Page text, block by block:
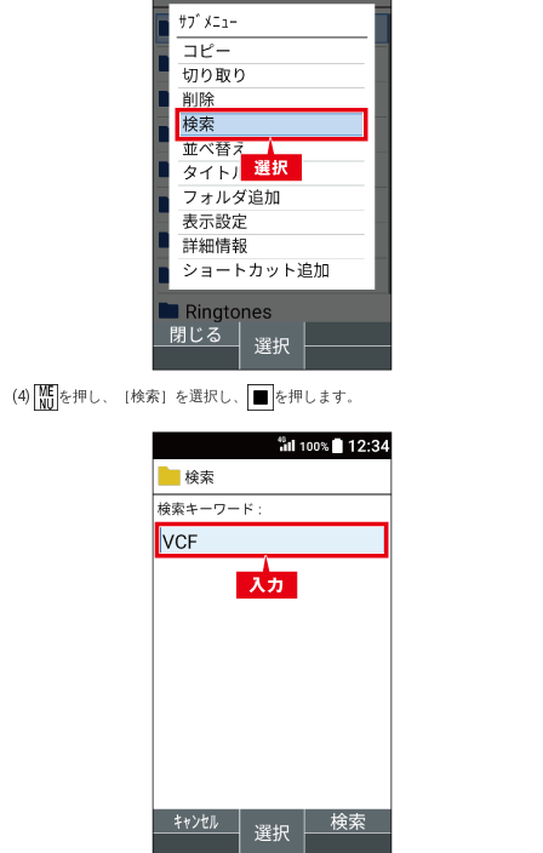
(4) を押し、［検索］を選択し、 を押します。